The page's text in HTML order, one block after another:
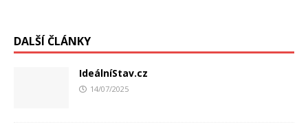
DALŠÍ ČLÁNKY
IdeálníStav.cz
14/07/2025